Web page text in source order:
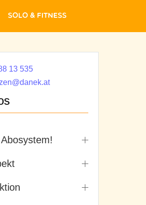
Solo & Fitness
13 535